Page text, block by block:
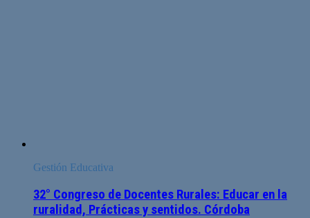
Gestión Educativa
32° Congreso de Docentes Rurales: Educar en la
ruralidad, Prácticas y sentidos. Córdoba